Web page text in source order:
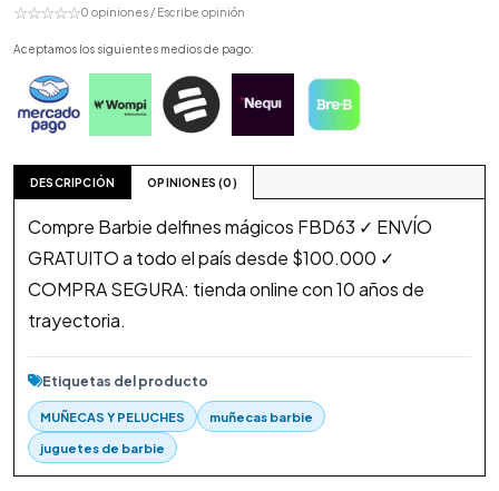
☆☆☆☆☆0 opiniones / Escribe opinión
Aceptamos los siguientes medios de pago:
DESCRIPCIÓN OPINIONES (0)
Compre Barbie delfines mágicos FBD63 ✓ ENVÍO
GRATUITO a todo el país desde $100.000 ✓
COMPRA SEGURA: tienda online con 10 años de
trayectoria.
Etiquetas del producto
MUÑECAS Y PELUCHES muñecas barbie
juguetes de barbie